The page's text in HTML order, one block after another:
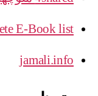
E-Book list
jamali.info